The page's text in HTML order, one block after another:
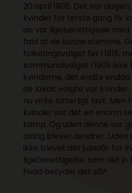
20.april 1908. Det var
kvinder for første gang fik
de var ligeberettigede
fald at de kunne stemme.
folketingsvalget før i 1915,
kommunalvalget i 1909
kvinderne, det endte endda
de lokalt valgte var
nu virke latterligt lavt. Men
kvinder var det en enorm
kamp. Og uden denne var
aldrig blevet ændret. Uden
ikke blevet det jubelår for
ligeberettigelse, som det jo
hvad betyder det så?